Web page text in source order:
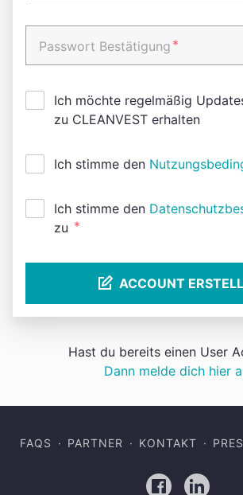
Passwort Bestätigung *
Ich möchte regelmäßig
zu CLEANVEST erhalten
Ich stimme den
Ich stimme den
zu *
ACCOUNT
Hast du bereits einen User
Dann melde dich hier
FAQS PARTNER KONTAKT